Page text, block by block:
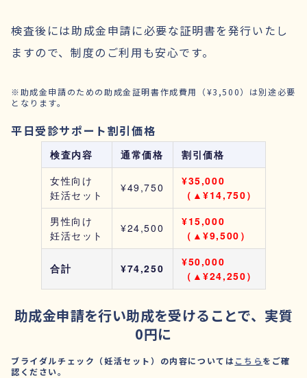
検査後には助成金申請に必要な証明書を発行いたし
ますので、制度のご利用も安心です。
※助成金申請のための助成金証明書作成費用（¥3,500）は別途必要
となります。
平日受診サポート割引価格
検査内容 通常価格
割引価格
女性向け
妊活セット
¥49,750
¥35,000
（▲¥14,750）
男性向け
妊活セット
¥24,500
¥15,000
（▲¥9,500）
合計 ¥74,250
¥50,000
（▲¥24,250）
助成金申請を行い助成を受けることで、実質
0円に
ブライダルチェック（妊活セット）の内容についてはこちらをご確
認ください。